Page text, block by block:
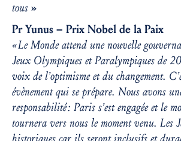
tous »
Pr Yunus – Prix Nobel de la Paix
« Le Monde attend une nouvelle
Jeux Olympiques et Paralympiques de
voix de l’optimisme et du changement.
évènement qui se prépare. Nous avons
responsabilité : Paris s’est engagée et le
tournera vers nous le moment venu. Les